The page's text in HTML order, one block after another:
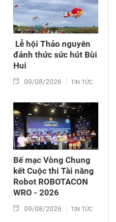
​ Lễ hội Thảo nguyên
đánh thức sức hút Bùi
Hui
09/08/2026 TIN TỨC
Bế mạc Vòng Chung
kết Cuộc thi Tài năng
Robot ROBOTACON
WRO - 2026
09/08/2026 TIN TỨC